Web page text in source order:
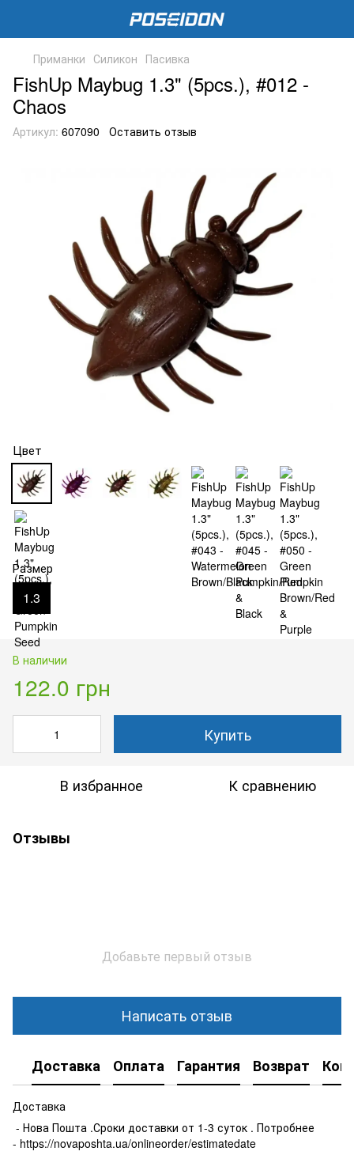
Приманки Силикон Пасивка
FishUp Maybug 1.3" (5pcs.), #012 -
Chaos
Артикул: 607090 Оставить отзыв
Цвет
Размер
1.3
В наличии
122.0 грн
Купить
В избранное К сравнению
Отзывы
Добавьте первый отзыв
Написать отзыв
Доставка Оплата Гарантия Возврат
Доставка
- Нова Пошта .Сроки доставки от 1-3 суток . Потробнее
- https://novaposhta.ua/onlineorder/estimatedate